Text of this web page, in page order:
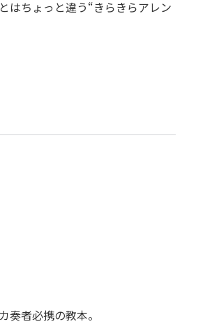
はちょっと違う“きらきらアレン
者必携の教本。